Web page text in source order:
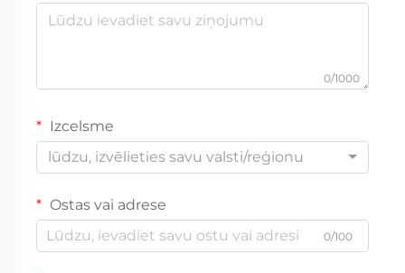
0/1000
Izcelsme
lūdzu, izvēlieties savu valsti/reģionu
Ostas vai adrese
0/100